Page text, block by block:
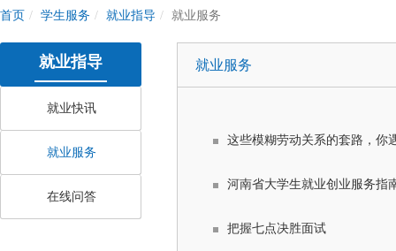
首页 学生服务 就业指导 就业服务
就业指导
就业快讯
就业服务
在线问答
就业服务
这些模糊劳动关系的套路，你
河南省大学生就业创业服务指
把握七点决胜面试